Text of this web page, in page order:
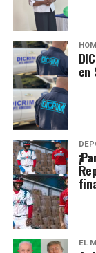
en
EL